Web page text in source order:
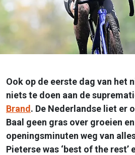
Ook op de eerste dag van het
niets te doen aan de
Brand. De Nederlandse liet er
Baal geen gras over groeien
openingsminuten weg van
Pieterse was ‘best of the rest’